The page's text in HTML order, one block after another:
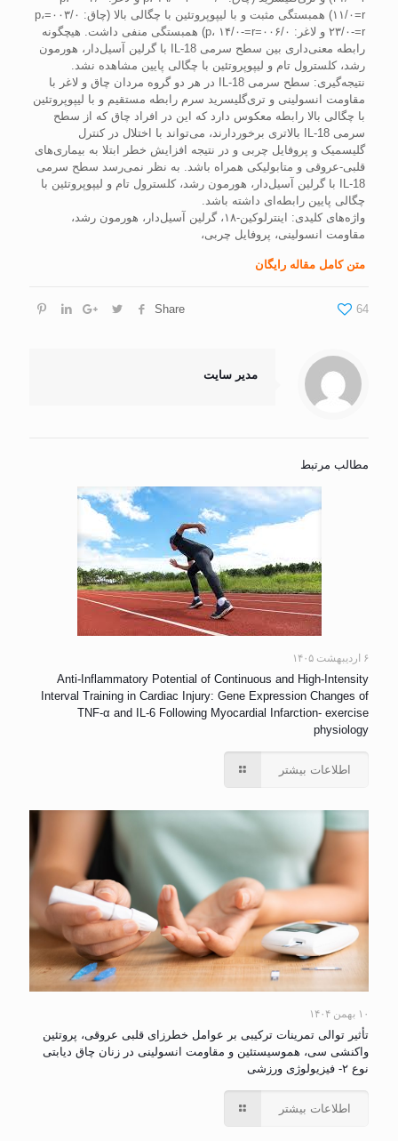
۱۱/۰=r) همبستگی مثبت و با ليپوپروتئين با چگالی بالا (چاق: ۰۰۳/۰=p،
۲۳/۰-=r و لاغر: ۰۰۶/۰=p، ۱۴/۰-=r) همبستگی منفی داشت. هيچگونه
رابطه معنی‌داری بين سطح سرمی IL-18 با گرلين آسيل‌دار، هورمون
رشد، کلسترول تام و ليپوپروتئين با چگالی پايين مشاهده نشد.
نتيجه‌گيری: سطح سرمی IL-18 در هر دو گروه مردان چاق و لاغر با
مقاومت انسولينی و تری‌گليسريد سرم رابطه مستقيم و با ليپوپروتئين
با چگالی بالا رابطه معکوس دارد که اين در افراد چاق که از سطح
سرمی IL-18 بالاتری برخوردارند، می‌تواند با اختلال در کنترل
گليسميک و پروفايل چربی و در نتيجه افزايش خطر ابتلا به بيماری‌های
قلبی-عروقی و متابوليکی همراه باشد. به نظر نمی‌رسد سطح سرمی
IL-18 با گرلين آسيل‌دار، هورمون رشد، کلسترول تام و ليپوپروتئين با
چگالی پايين رابطه‌ای داشته باشد.
واژه‌های کلیدی: اينترلوکين-۱۸، گرلين آسيل‌دار، هورمون رشد،
مقاومت انسولينی، پروفايل چربی،
متن کامل مقاله رایگان
Share 64
مدیر سایت
مطالب مرتبط
۶ اردیبهشت ۱۴۰۵
Anti-Inflammatory Potential of Continuous and High-Intensity
Interval Training in Cardiac Injury: Gene Expression Changes of
TNF-α and IL-6 Following Myocardial Infarction- exercise
physiology
اطلاعات بیشتر
۱۰ بهمن ۱۴۰۴
تأثیر توالی تمرینات ترکیبی بر عوامل خطرزای قلبی عروقی، پروتئین
واکنشی سی، هموسیستئین و مقاومت انسولینی در زنان چاق دیابتی
نوع ۲- فیزیولوژی ورزشی
اطلاعات بیشتر